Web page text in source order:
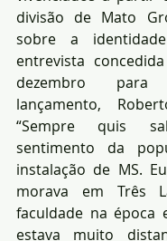
divisão de Mato
sobre a
entrevista
dezembro
lançamento,
“Sempre quis
sentimento da
instalação de MS.
morava em Três
faculdade na época
estava muito